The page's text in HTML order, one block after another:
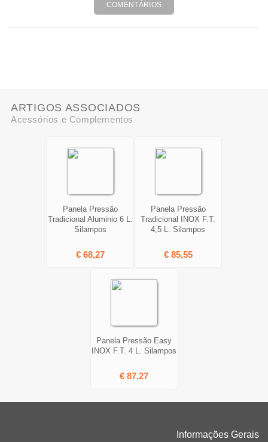
COMENTÁRIOS
ARTIGOS ASSOCIADOS
Acessórios e Complementos
Panela Pressão
Tradicional Aluminio 6 L.
Silampos
€ 68,27
Panela Pressão
Tradicional INOX F.T.
4,5 L. Silampos
€ 85,55
Panela Pressão Easy
INOX F.T. 4 L. Silampos
€ 87,27
Informações Gerais